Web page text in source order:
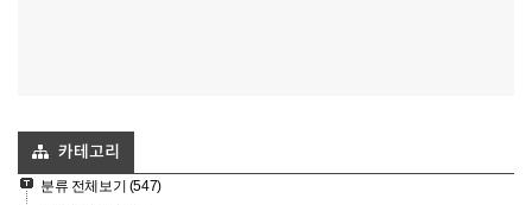
카테고리
분류 전체보기 (547)